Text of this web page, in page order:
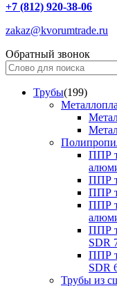
+7 (812) 920-38-06
zakaz@kvorumtrade.ru
Обратный звонок
Трубы(199)
ППР
ППР
ППР
ППР
ППР
SDR
ППР
SDR
Трубы из